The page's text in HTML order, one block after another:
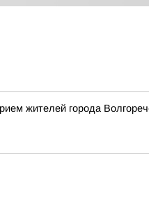
жителей города